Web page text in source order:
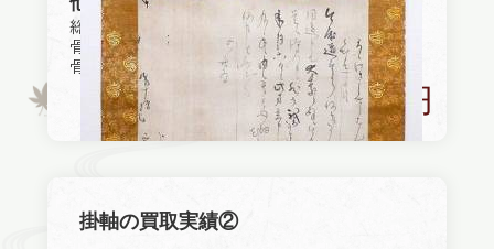
総合買取業者買取価格：1,000円
骨董品買取専門店A社買取価格：200,000円
骨董品買取専門店B社買取価格：260,000円
美観堂買取価格400,000円
掛軸の買取実績②